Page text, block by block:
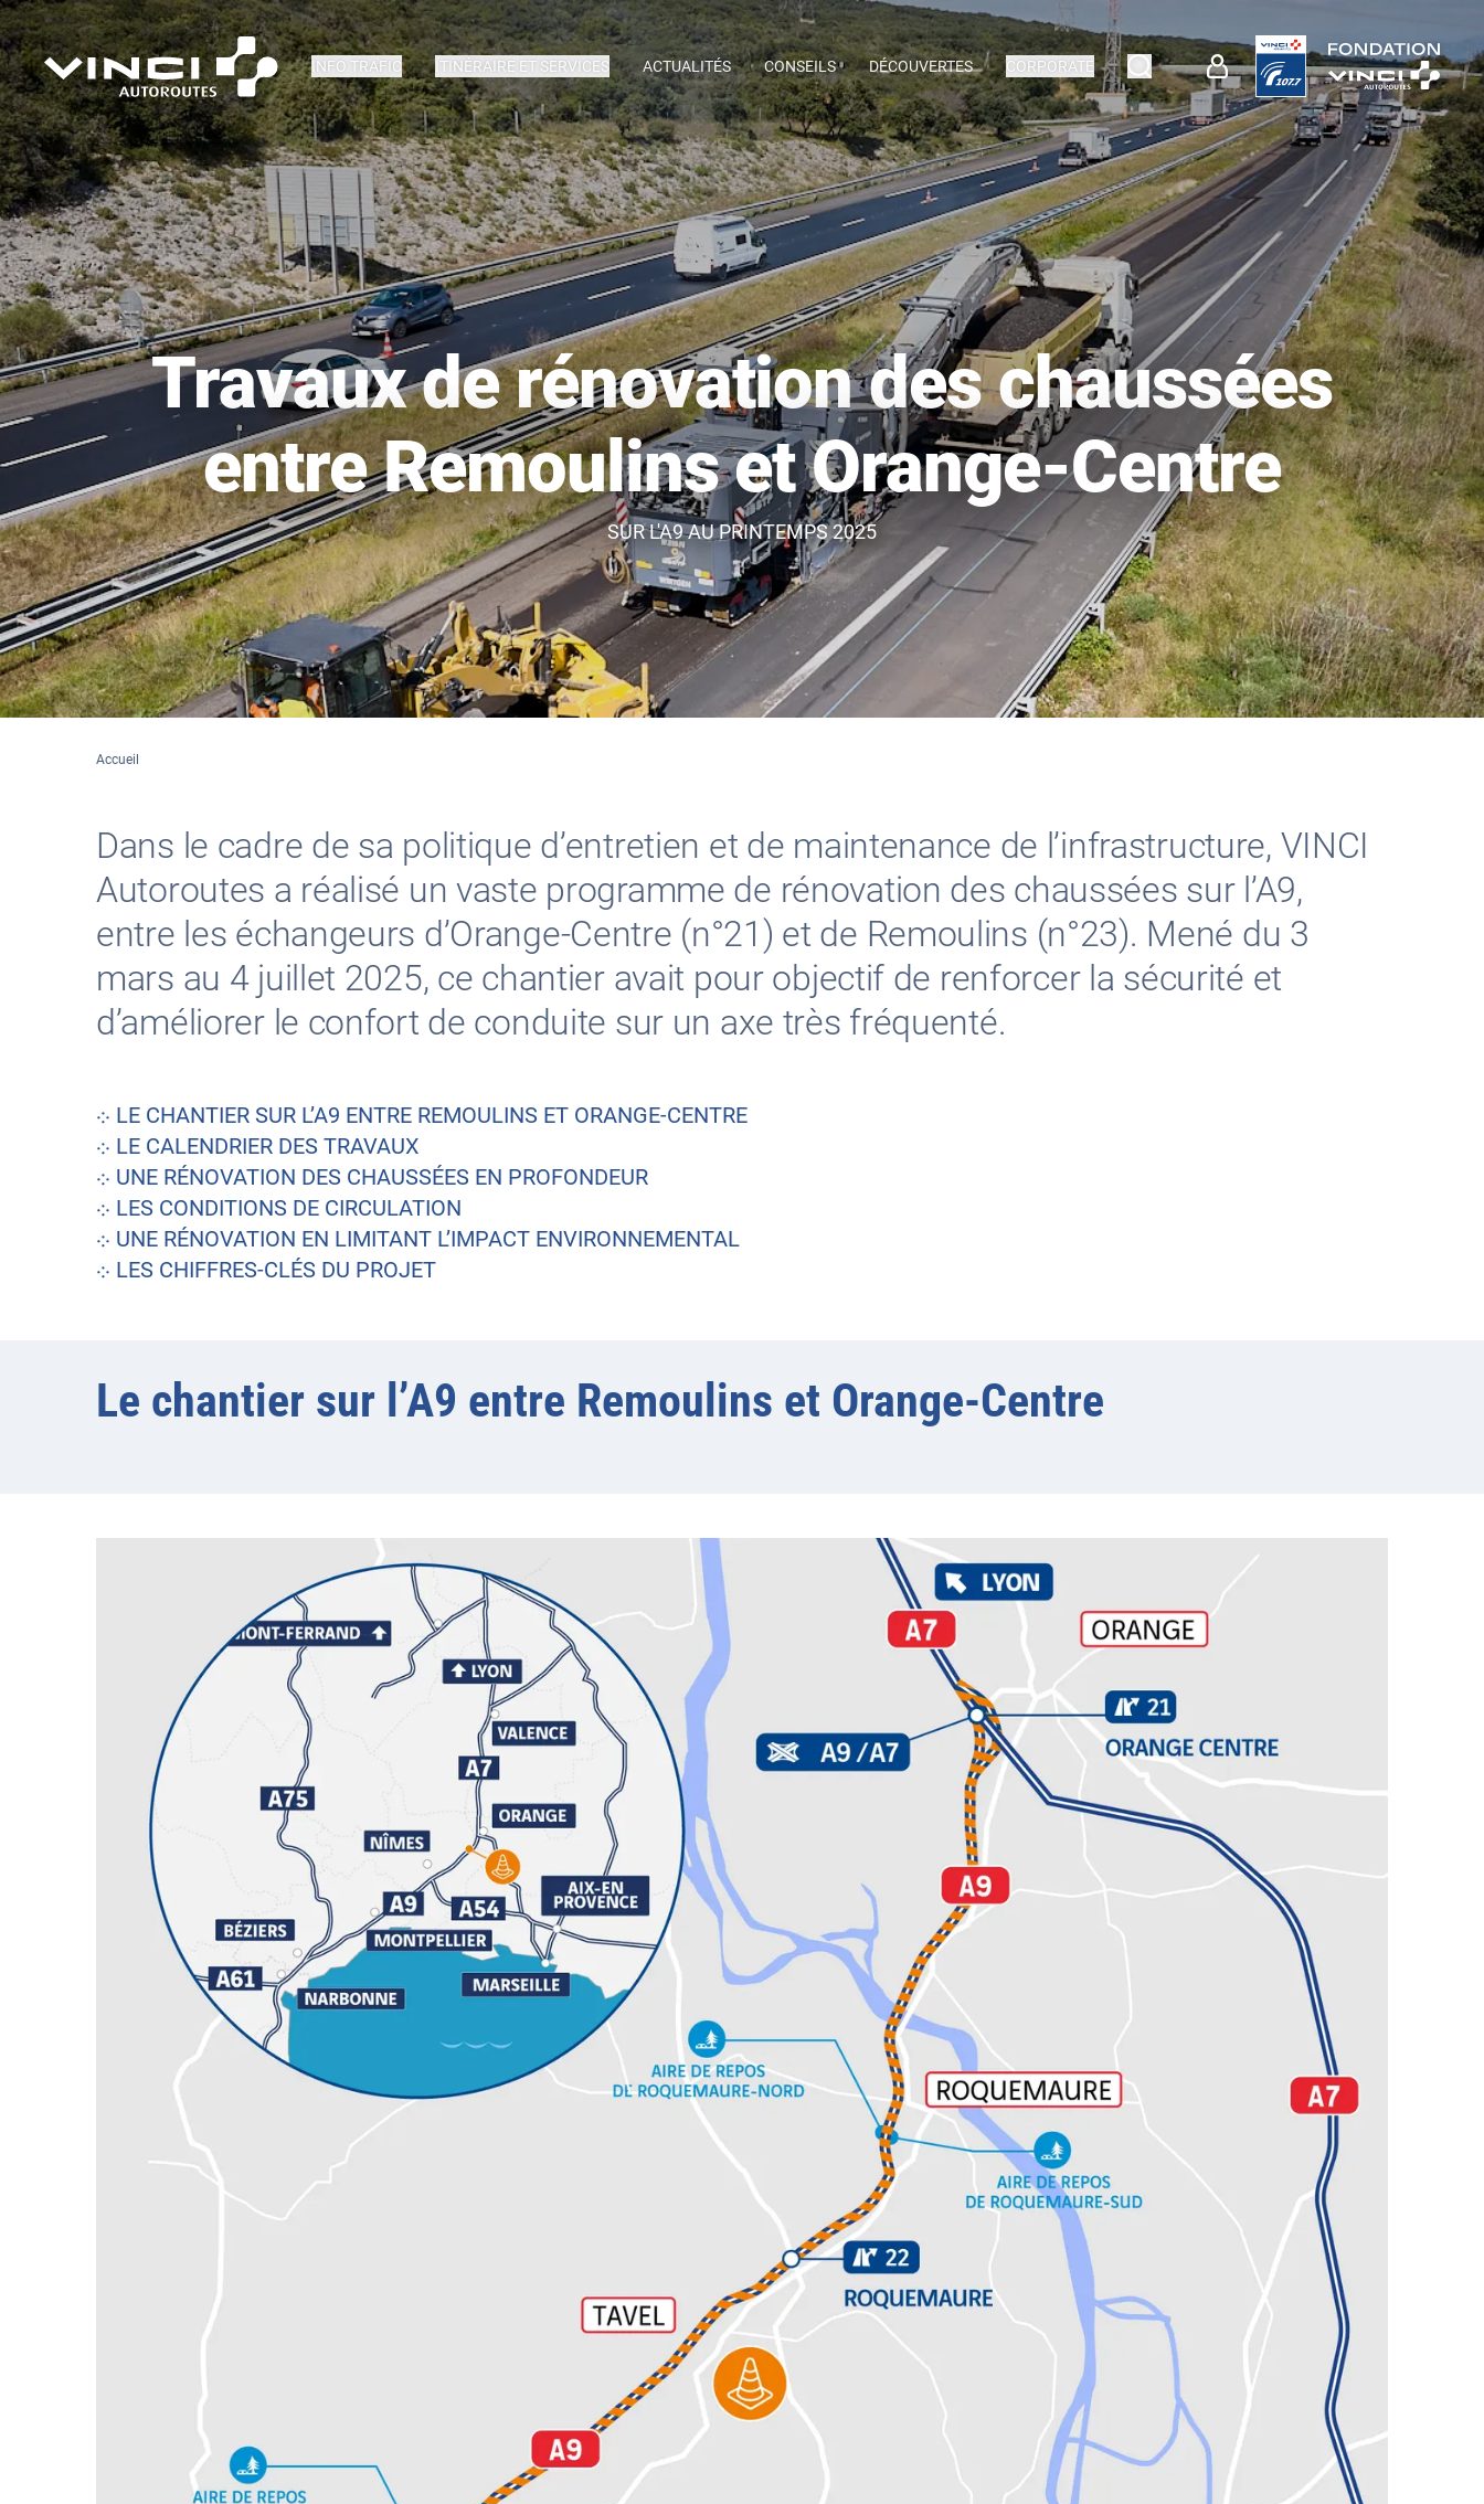
INFO TRAFIC ITINÉRAIRE ET SERVICES ACTUALITÉS CONSEILS DÉCOUVERTES CORPORATE
Travaux de rénovation des chaussées
entre Remoulins et Orange-Centre
SUR L'A9 AU PRINTEMPS 2025
Accueil
Dans le cadre de sa politique d’entretien et de maintenance de l’infrastructure, VINCI
Autoroutes a réalisé un vaste programme de rénovation des chaussées sur l’A9,
entre les échangeurs d’Orange-Centre (n°21) et de Remoulins (n°23). Mené du 3
mars au 4 juillet 2025, ce chantier avait pour objectif de renforcer la sécurité et
d’améliorer le confort de conduite sur un axe très fréquenté.
⁘ LE CHANTIER SUR L’A9 ENTRE REMOULINS ET ORANGE-CENTRE
⁘ LE CALENDRIER DES TRAVAUX
⁘ UNE RÉNOVATION DES CHAUSSÉES EN PROFONDEUR
⁘ LES CONDITIONS DE CIRCULATION
⁘ UNE RÉNOVATION EN LIMITANT L’IMPACT ENVIRONNEMENTAL
⁘ LES CHIFFRES-CLÉS DU PROJET
Le chantier sur l’A9 entre Remoulins et Orange-Centre